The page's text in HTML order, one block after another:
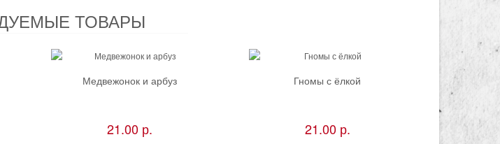
ТОВАРЫ
Медвежонок и арбуз
21.00 р.
Гномы с ёлкой
21.00 р.